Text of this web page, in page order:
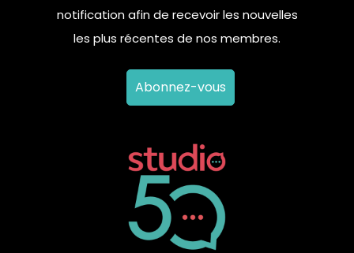
notification afin de recevoir les nouvelles
les plus récentes de nos membres.
Abonnez-vous